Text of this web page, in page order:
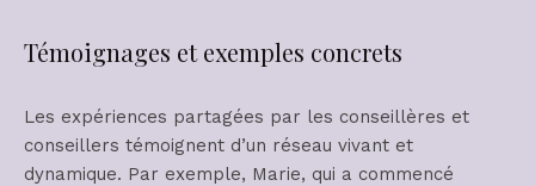
Témoignages et exemples concrets
Les expériences partagées par les conseillères et
conseillers témoignent d’un réseau vivant et
dynamique. Par exemple, Marie, qui a commencé